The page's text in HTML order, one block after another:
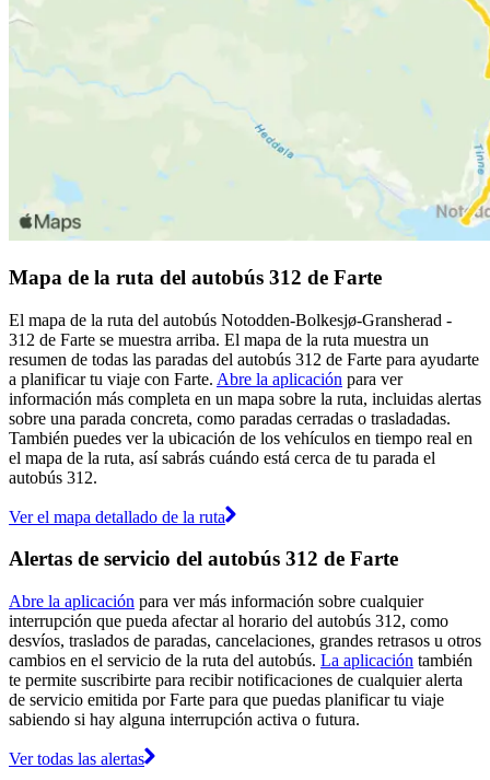
Mapa de la ruta del autobús 312 de Farte
El mapa de la ruta del autobús Notodden-Bolkesjø-Gransherad -
312 de Farte se muestra arriba. El mapa de la ruta muestra un
resumen de todas las paradas del autobús 312 de Farte para ayudarte
a planificar tu viaje con Farte. Abre la aplicación para ver
información más completa en un mapa sobre la ruta, incluidas alertas
sobre una parada concreta, como paradas cerradas o trasladadas.
También puedes ver la ubicación de los vehículos en tiempo real en
el mapa de la ruta, así sabrás cuándo está cerca de tu parada el
autobús 312.
Ver el mapa detallado de la ruta
Alertas de servicio del autobús 312 de Farte
Abre la aplicación para ver más información sobre cualquier
interrupción que pueda afectar al horario del autobús 312, como
desvíos, traslados de paradas, cancelaciones, grandes retrasos u otros
cambios en el servicio de la ruta del autobús. La aplicación también
te permite suscribirte para recibir notificaciones de cualquier alerta
de servicio emitida por Farte para que puedas planificar tu viaje
sabiendo si hay alguna interrupción activa o futura.
Ver todas las alertas